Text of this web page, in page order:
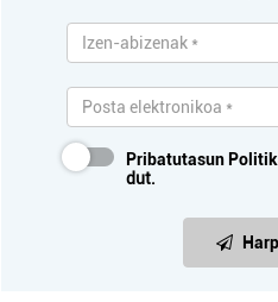
Pribatutasun
dut.